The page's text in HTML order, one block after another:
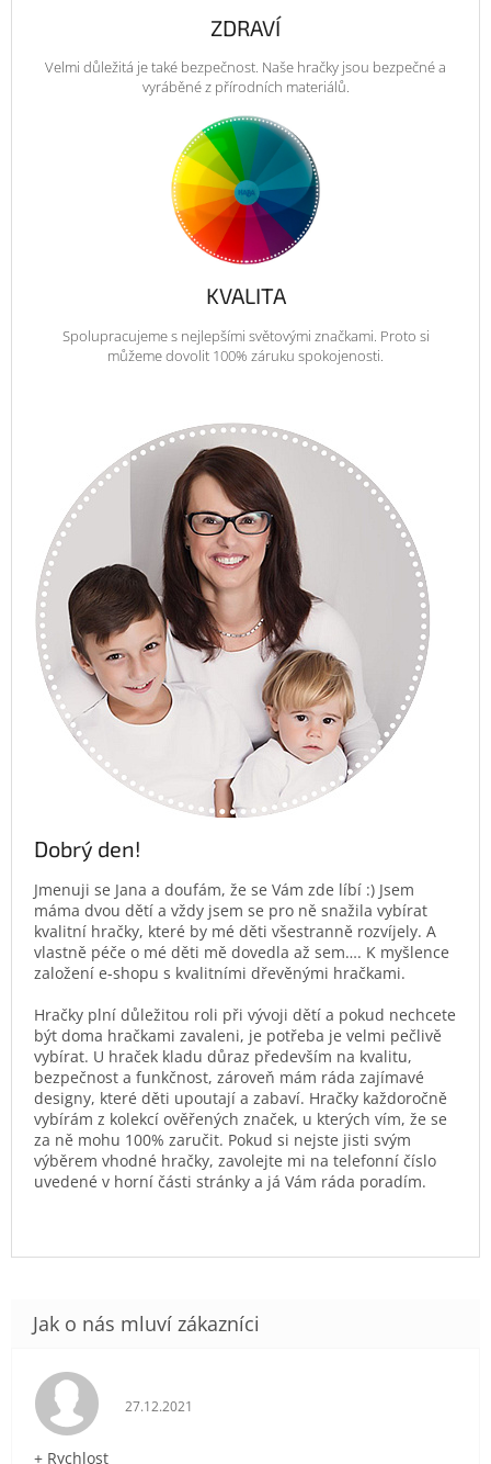
ZDRAVÍ
Velmi důležitá je také bezpečnost. Naše hračky jsou bezpečné a
vyráběné z přírodních materiálů.
KVALITA
Spolupracujeme s nejlepšími světovými značkami. Proto si
můžeme dovolit 100% záruku spokojenosti.
Dobrý den!
Jmenuji se Jana a doufám, že se Vám zde líbí :) Jsem
máma dvou dětí a vždy jsem se pro ně snažila vybírat
kvalitní hračky, které by mé děti všestranně rozvíjely. A
vlastně péče o mé děti mě dovedla až sem…. K myšlence
založení e-shopu s kvalitními dřevěnými hračkami.
Hračky plní důležitou roli při vývoji dětí a pokud nechcete
být doma hračkami zavaleni, je potřeba je velmi pečlivě
vybírat. U hraček kladu důraz především na kvalitu,
bezpečnost a funkčnost, zároveň mám ráda zajímavé
designy, které děti upoutají a zabaví. Hračky každoročně
vybírám z kolekcí ověřených značek, u kterých vím, že se
za ně mohu 100% zaručit. Pokud si nejste jisti svým
výběrem vhodné hračky, zavolejte mi na telefonní číslo
uvedené v horní části stránky a já Vám ráda poradím.
Hodnocení obchodu je 5 z 5 hvězdiček.
27.12.2021
+ Rychlost